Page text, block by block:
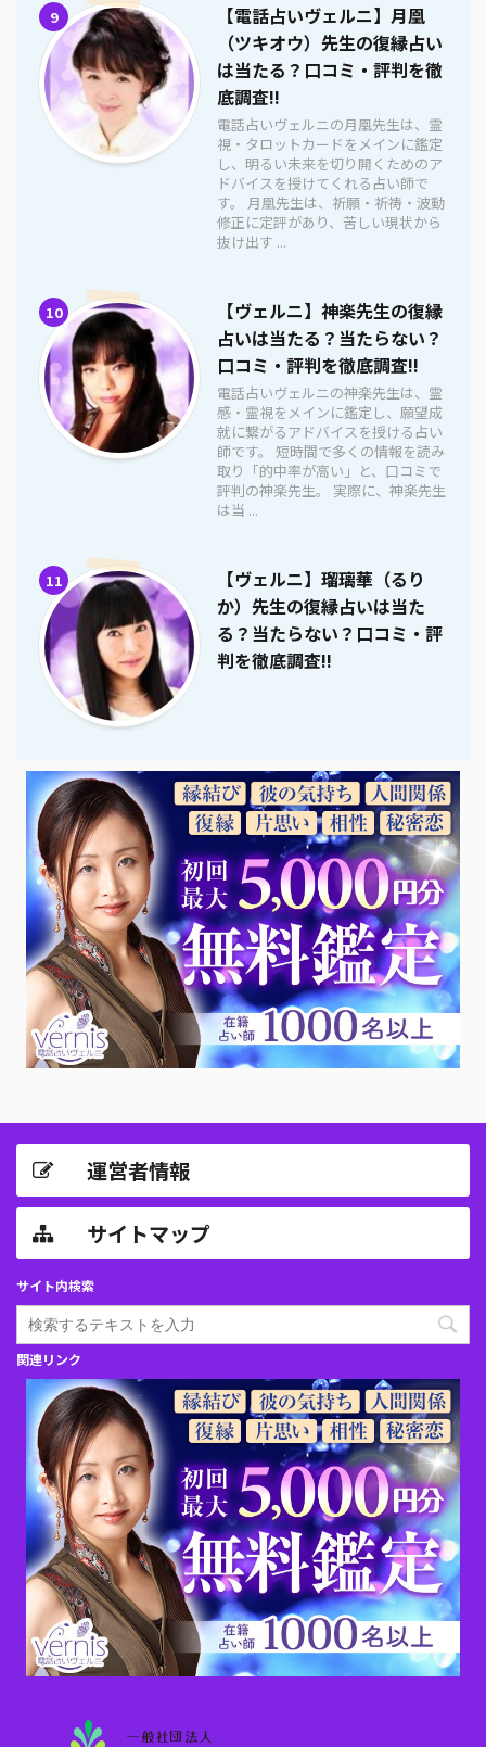
9
【電話占いヴェルニ】月凰
（ツキオウ）先生の復縁占い
は当たる？口コミ・評判を徹
底調査!!
電話占いヴェルニの月凰先生は、霊
視・タロットカードをメインに鑑定
し、明るい未来を切り開くためのア
ドバイスを授けてくれる占い師で
す。 月凰先生は、祈願・祈祷・波動
修正に定評があり、苦しい現状から
抜け出す ...
10
【ヴェルニ】神楽先生の復縁
占いは当たる？当たらない？
口コミ・評判を徹底調査!!
電話占いヴェルニの神楽先生は、霊
感・霊視をメインに鑑定し、願望成
就に繋がるアドバイスを授ける占い
師です。 短時間で多くの情報を読み
取り「的中率が高い」と、口コミで
評判の神楽先生。 実際に、神楽先生
は当 ...
11
【ヴェルニ】瑠璃華（るり
か）先生の復縁占いは当た
る？当たらない？口コミ・評
判を徹底調査!!
運営者情報
サイトマップ
サイト内検索
関連リンク